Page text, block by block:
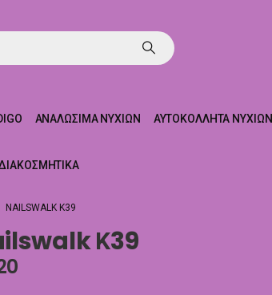
ΑΝΑΛΏΣΙΜΑ ΝΥΧΙΏΝ ΑΥΤΟΚΌΛΛΗΤΑ ΝΥΧΙΏΝ
NAILSWALK Κ39
Κ39